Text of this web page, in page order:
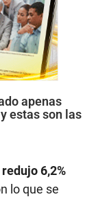
apenas
estas son las
6,2%
lo que se